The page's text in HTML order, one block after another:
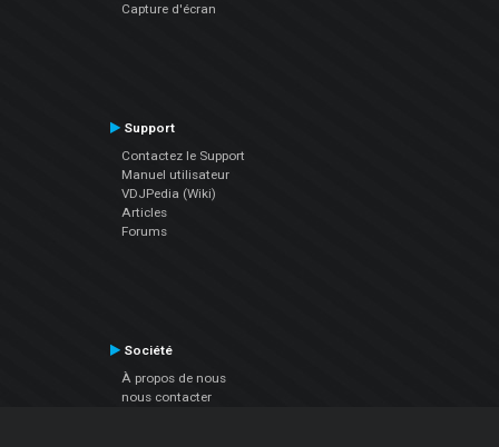
Capture d'écran
Support
Contactez le Support
Manuel utilisateur
VDJPedia (Wiki)
Articles
Forums
Société
À propos de nous
nous contacter